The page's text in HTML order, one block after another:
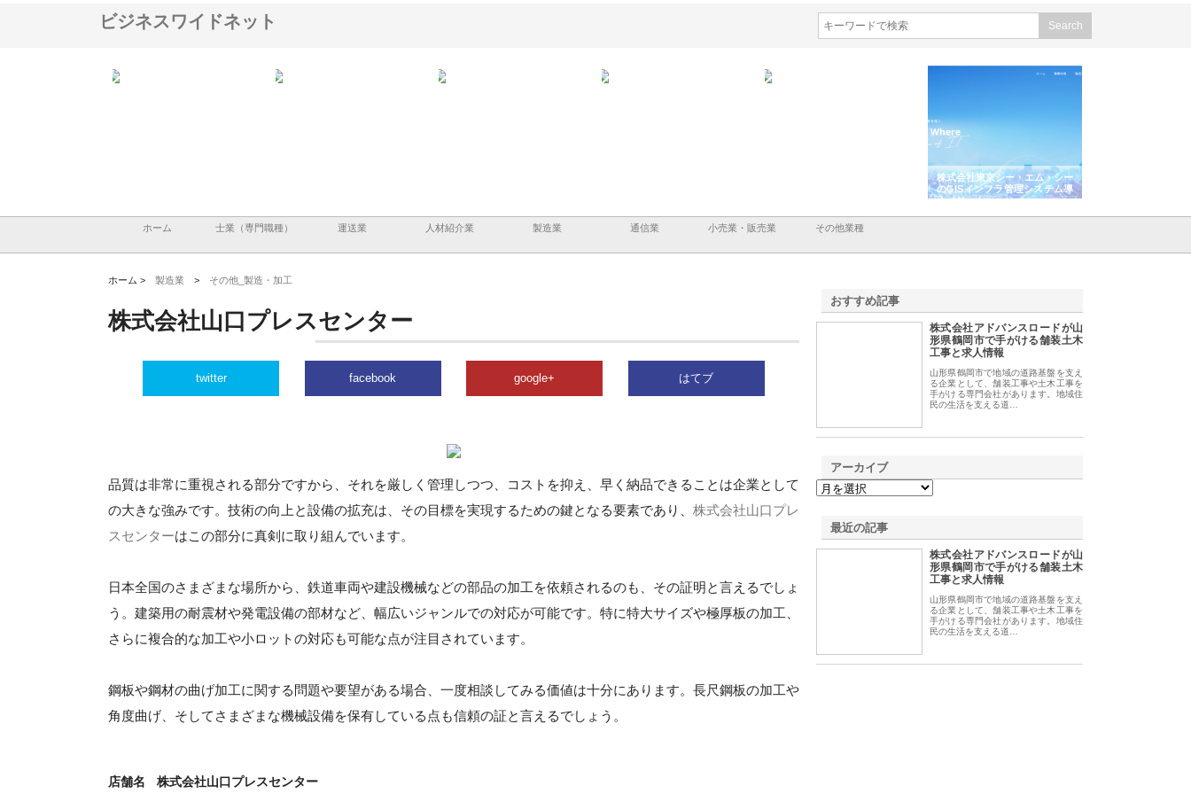
ビジネスワイドネット
株式会社東京シー・エム・シー
のGISインフラ管理システム導
入メリット
ホーム 士業（専門職種） 運送業 人材紹介業 製造業 通信業 小売業・販売業 その他業種
ホーム > 製造業 > その他_製造・加工
株式会社山口プレスセンター
twitter facebook google+ はてブ
品質は非常に重視される部分ですから、それを厳しく管理しつつ、コストを抑え、早く納品できることは企業として
の大きな強みです。技術の向上と設備の拡充は、その目標を実現するための鍵となる要素であり、 株式会社山口プレ
スセンターはこの部分に真剣に取り組んでいます。
日本全国のさまざまな場所から、鉄道車両や建設機械などの部品の加工を依頼されるのも、その証明と言えるでしょ
う。建築用の耐震材や発電設備の部材など、幅広いジャンルでの対応が可能です。特に特大サイズや極厚板の加工、
さらに複合的な加工や小ロットの対応も可能な点が注目されています。
鋼板や鋼材の曲げ加工に関する問題や要望がある場合、一度相談してみる価値は十分にあります。長尺鋼板の加工や
角度曲げ、そしてさまざまな機械設備を保有している点も信頼の証と言えるでしょう。
店舗名 株式会社山口プレスセンター
おすすめ記事
株式会社アドバンスロードが山
形県鶴岡市で手がける舗装土木
工事と求人情報
山形県鶴岡市で地域の道路基盤を支え
る企業として、舗装工事や土木工事を
手がける専門会社があります。地域住
民の生活を支える道…
アーカイブ
最近の記事
株式会社アドバンスロードが山
形県鶴岡市で手がける舗装土木
工事と求人情報
山形県鶴岡市で地域の道路基盤を支え
る企業として、舗装工事や土木工事を
手がける専門会社があります。地域住
民の生活を支える道…